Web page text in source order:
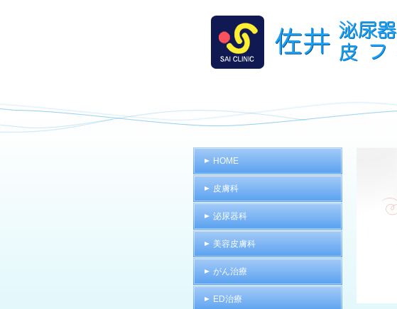
HOME
皮膚科
泌尿器科
美容皮膚科
がん治療
ED治療